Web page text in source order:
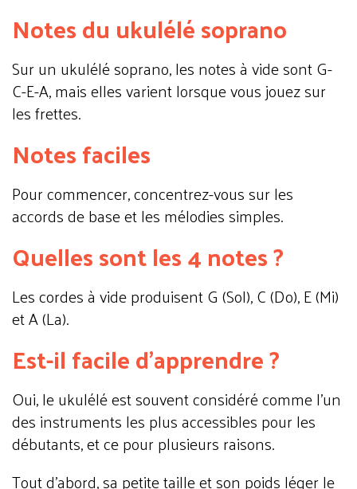
Notes du ukulélé soprano
Sur un ukulélé soprano, les notes à vide sont G-
C-E-A, mais elles varient lorsque vous jouez sur
les frettes.
Notes faciles
Pour commencer, concentrez-vous sur les
accords de base et les mélodies simples.
Quelles sont les 4 notes ?
Les cordes à vide produisent G (Sol), C (Do), E (Mi)
et A (La).
Est-il facile d’apprendre ?
Oui, le ukulélé est souvent considéré comme l’un
des instruments les plus accessibles pour les
débutants, et ce pour plusieurs raisons.
Tout d’abord, sa petite taille et son poids léger le